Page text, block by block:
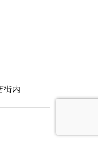
街内